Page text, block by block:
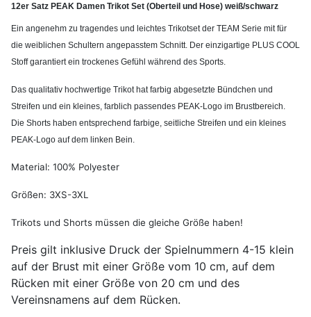
12er Satz PEAK Damen Trikot Set (Oberteil und Hose) weiß/schwarz
Ein angenehm zu tragendes und leichtes Trikotset der TEAM Serie mit für
die weiblichen Schultern angepasstem Schnitt. Der einzigartige PLUS COOL
Stoff garantiert ein trockenes Gefühl während des Sports.
Das qualitativ hochwertige Trikot hat farbig abgesetzte Bündchen und
Streifen und ein kleines, farblich passendes PEAK-Logo im Brustbereich.
Die Shorts haben entsprechend farbige, seitliche Streifen und ein kleines
PEAK-Logo auf dem linken Bein.
Material: 100% Polyester
Größen: 3XS-3XL
Trikots und Shorts müssen die gleiche Größe haben!
Preis gilt inklusive Druck der Spielnummern 4-15 klein
auf der Brust mit einer Größe vom 10 cm, auf dem
Rücken mit einer Größe von 20 cm und des
Vereinsnamens auf dem Rücken.